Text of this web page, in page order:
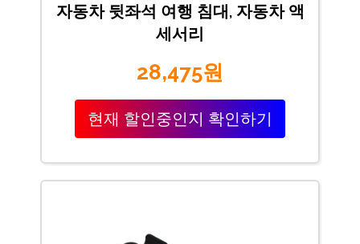
자동차 뒷좌석 여행 침대, 자동차 액
세서리
28,475원
현재 할인중인지 확인하기